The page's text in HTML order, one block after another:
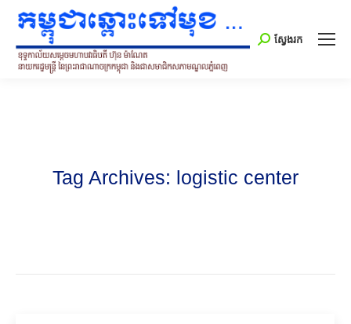
Search:
ស្វែងរក
Tag Archives: logistic center